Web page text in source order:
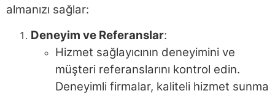
almanızı sağlar:
Deneyim ve Referanslar:
Hizmet sağlayıcının deneyimini ve
müşteri referanslarını kontrol edin.
Deneyimli firmalar, kaliteli hizmet sunma